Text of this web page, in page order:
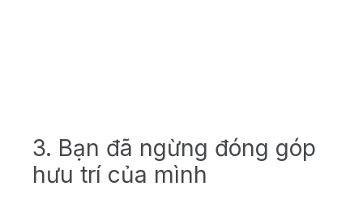
3. Bạn đã ngừng đóng góp
hưu trí của mình